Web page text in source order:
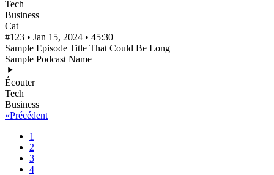
Tech
Business
Cat
#123 • Jan 15, 2024 • 45:30
Sample Episode Title That Could Be Long
Sample Podcast Name
Écouter
Tech
Business
«Précédent
1
2
3
4